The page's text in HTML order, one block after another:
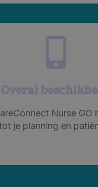
Overal
Nurse GO
je planning en